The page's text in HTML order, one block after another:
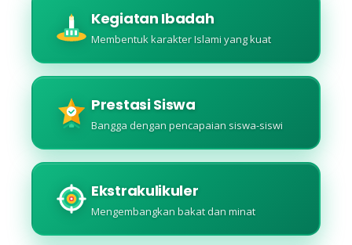
Kegiatan Ibadah
Membentuk karakter Islami yang kuat
Prestasi Siswa
Bangga dengan pencapaian siswa-siswi
Ekstrakulikuler
Mengembangkan bakat dan minat